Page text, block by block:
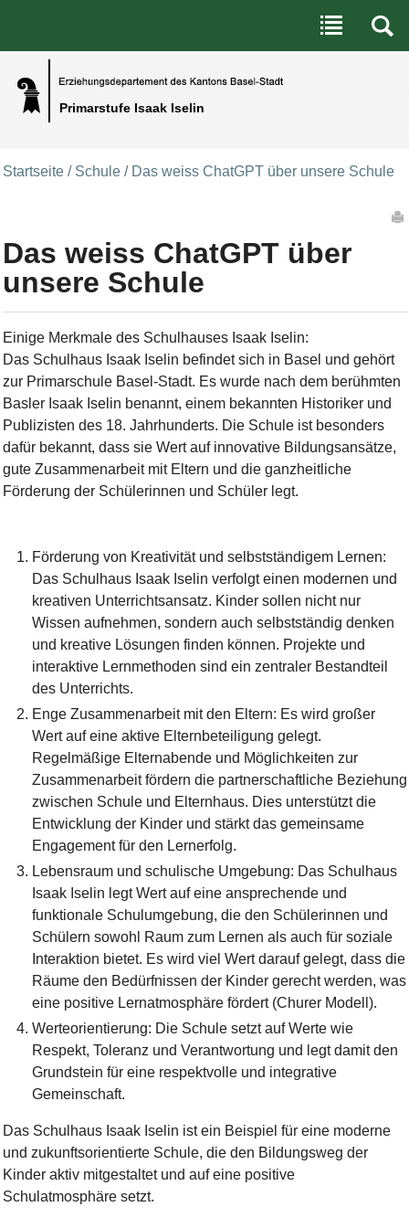
Primarstufe Isaak Iselin
Benutzerspezifische Werkzeuge
Direkt zum Inhalt|Direkt zur Navigation
Startseite / Schule / Das weiss ChatGPT über unsere Schule
Das weiss ChatGPT über
unsere Schule
Einige Merkmale des Schulhauses Isaak Iselin:
Das Schulhaus Isaak Iselin befindet sich in Basel und gehört
zur Primarschule Basel-Stadt. Es wurde nach dem berühmten
Basler Isaak Iselin benannt, einem bekannten Historiker und
Publizisten des 18. Jahrhunderts. Die Schule ist besonders
dafür bekannt, dass sie Wert auf innovative Bildungsansätze,
gute Zusammenarbeit mit Eltern und die ganzheitliche
Förderung der Schülerinnen und Schüler legt.
Förderung von Kreativität und selbstständigem Lernen:
Das Schulhaus Isaak Iselin verfolgt einen modernen und
kreativen Unterrichtsansatz. Kinder sollen nicht nur
Wissen aufnehmen, sondern auch selbstständig denken
und kreative Lösungen finden können. Projekte und
interaktive Lernmethoden sind ein zentraler Bestandteil
des Unterrichts.
Enge Zusammenarbeit mit den Eltern: Es wird großer
Wert auf eine aktive Elternbeteiligung gelegt.
Regelmäßige Elternabende und Möglichkeiten zur
Zusammenarbeit fördern die partnerschaftliche Beziehung
zwischen Schule und Elternhaus. Dies unterstützt die
Entwicklung der Kinder und stärkt das gemeinsame
Engagement für den Lernerfolg.
Lebensraum und schulische Umgebung: Das Schulhaus
Isaak Iselin legt Wert auf eine ansprechende und
funktionale Schulumgebung, die den Schülerinnen und
Schülern sowohl Raum zum Lernen als auch für soziale
Interaktion bietet. Es wird viel Wert darauf gelegt, dass die
Räume den Bedürfnissen der Kinder gerecht werden, was
eine positive Lernatmosphäre fördert (Churer Modell).
Werteorientierung: Die Schule setzt auf Werte wie
Respekt, Toleranz und Verantwortung und legt damit den
Grundstein für eine respektvolle und integrative
Gemeinschaft.
Das Schulhaus Isaak Iselin ist ein Beispiel für eine moderne
und zukunftsorientierte Schule, die den Bildungsweg der
Kinder aktiv mitgestaltet und auf eine positive
Schulatmosphäre setzt.